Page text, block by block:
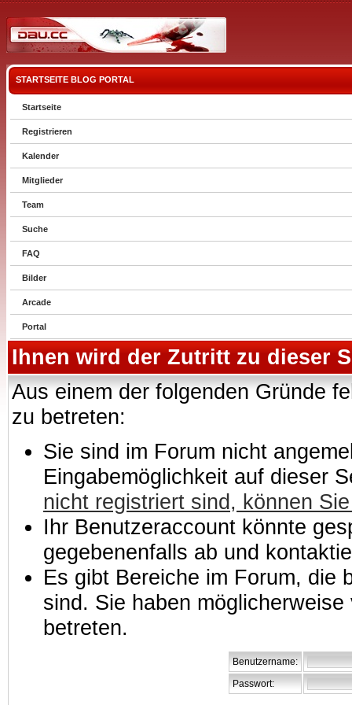
STARTSEITE BLOG PORTAL
Startseite
Registrieren
Kalender
Mitglieder
Team
Suche
FAQ
Bilder
Arcade
Portal
Ihnen wird der Zutritt zu dieser
Aus einem der folgenden Gründe
zu betreten:
Sie sind im Forum nicht
Eingabemöglichkeit auf dieser
nicht registriert sind, können
Ihr Benutzeraccount könnte
gegebenenfalls ab und
Es gibt Bereiche im Forum, die
sind. Sie haben
betreten.
Benutzername:
Passwort: